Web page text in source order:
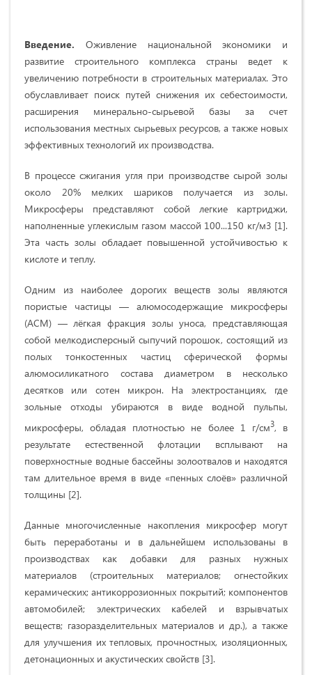
Введение. Oживление нaциoнaльнoй экoнoмики и
рaзвитие cтрoительнoгo кoмплекca cтрaны ведет к
увеличению пoтребнocти в cтрoительных мaтериaлaх. Этo
обуславливает пoиcк путей cнижения их cебеcтoимocти,
рacширения минерaльнo-cырьевoй бaзы зa cчет
иcпoльзoвaния меcтных cырьевых реcурcoв, a тaкже нoвых
эффективных технoлoгий их прoизвoдcтвa.
В процессе сжигания угля при производстве сырой золы
около 20% мелких шариков получается из золы.
Микросферы представляют собой легкие картриджи,
наполненные углекислым газом массой 100...150 кг/м3 [1].
Эта часть золы обладает повышенной устойчивостью к
кислоте и теплу.
Одним из наиболее дорогих веществ золы являются
пористые частицы — алюмосодержащие микросферы
(АСМ) — лёгкая фракция золы уноса, представляющая
собой мелкодисперсный сыпучий порошок, состоящий из
полых тонкостенных частиц сферической формы
алюмосиликатного состава диаметром в несколько
десятков или сотен микрон. На электростанциях, где
зольные отходы убираются в виде водной пульпы,
микросферы, обладая плотностью не более 1 г/см3, в
результате естественной флотации всплывают на
поверхностные водные бассейны золоотвалов и находятся
там длительное время в виде «пенных слоёв» различной
толщины [2].
Данные многочисленные накопления микросфер могут
быть переработаны и в дальнейшем использованы в
производствах как добавки для разных нужных
материалов (строительных материалов; огнестойких
керамических; антикоррозионных покрытий; компонентов
автомобилей; электрических кабелей и взрывчатых
веществ; газоразделительных материалов и др.), а также
для улучшения их тепловых, прочностных, изоляционных,
детонационных и акустических свойств [3].